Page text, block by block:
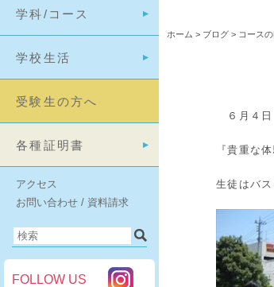
学科/コース
学校生活
受験生の方へ
各種証明書
アクセス
お問い合わせ / 資料請求
FOLLOW US
ホーム > ブログ > コース
６月４日
『貴重な
生徒はバ